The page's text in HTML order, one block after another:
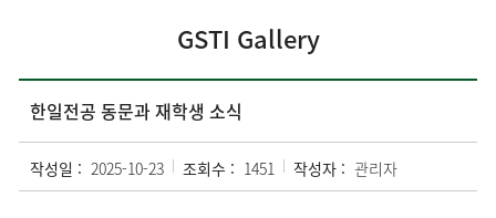
GSTI Gallery
한일전공 동문과 재학생 소식
작성일 : 2025-10-23 조회수 : 1451 작성자 : 관리자